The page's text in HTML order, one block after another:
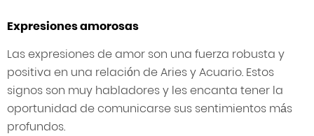
Expresiones amorosas
Las expresiones de amor son una fuerza robusta y
positiva en una relación de Aries y Acuario. Estos
signos son muy habladores y les encanta tener la
oportunidad de comunicarse sus sentimientos más
profundos.